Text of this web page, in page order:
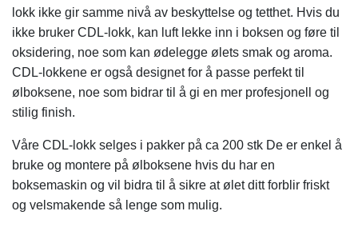
lokk ikke gir samme nivå av beskyttelse og tetthet. Hvis du
ikke bruker CDL-lokk, kan luft lekke inn i boksen og føre til
oksidering, noe som kan ødelegge ølets smak og aroma.
CDL-lokkene er også designet for å passe perfekt til
ølboksene, noe som bidrar til å gi en mer profesjonell og
stilig finish.
Våre CDL-lokk selges i pakker på ca 200 stk De er enkel å
bruke og montere på ølboksene hvis du har en
boksemaskin og vil bidra til å sikre at ølet ditt forblir friskt
og velsmakende så lenge som mulig.